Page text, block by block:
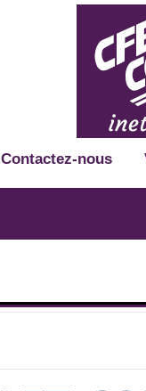
Contactez-nous